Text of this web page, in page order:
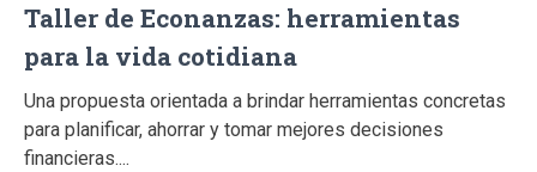
Taller de Econanzas: herramientas
para la vida cotidiana
Una propuesta orientada a brindar herramientas concretas
para planificar, ahorrar y tomar mejores decisiones
financieras....